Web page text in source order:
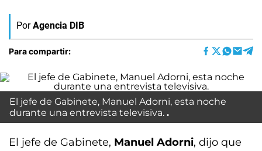
Por Agencia DIB
Para compartir:
El jefe de Gabinete, Manuel Adorni, esta noche
durante una entrevista televisiva.
El jefe de Gabinete, Manuel Adorni, dijo que